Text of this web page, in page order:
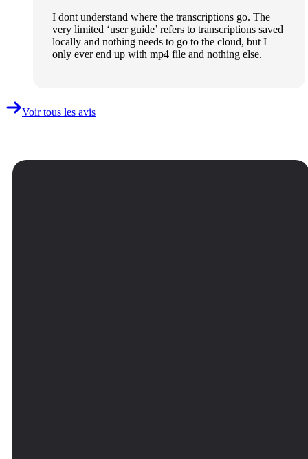
I dont understand where the transcriptions go. The
very limited ‘user guide’ refers to transcriptions saved
locally and nothing needs to go to the cloud, but I
only ever end up with mp4 file and nothing else.
Voir tous les avis